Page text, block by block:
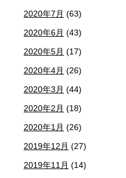
2020年7月 (63)
2020年6月 (43)
2020年5月 (17)
2020年4月 (26)
2020年3月 (44)
2020年2月 (18)
2020年1月 (26)
2019年12月 (27)
2019年11月 (14)